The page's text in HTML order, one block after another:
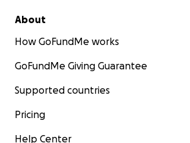
About
How GoFundMe works
GoFundMe Giving Guarantee
Supported countries
Pricing
Help Center